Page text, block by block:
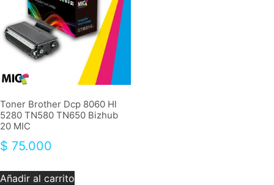
Toner Brother Dcp 8060 Hl
5280 TN580 TN650 Bizhub
20 MIC
$ 75.000
Añadir al carrito